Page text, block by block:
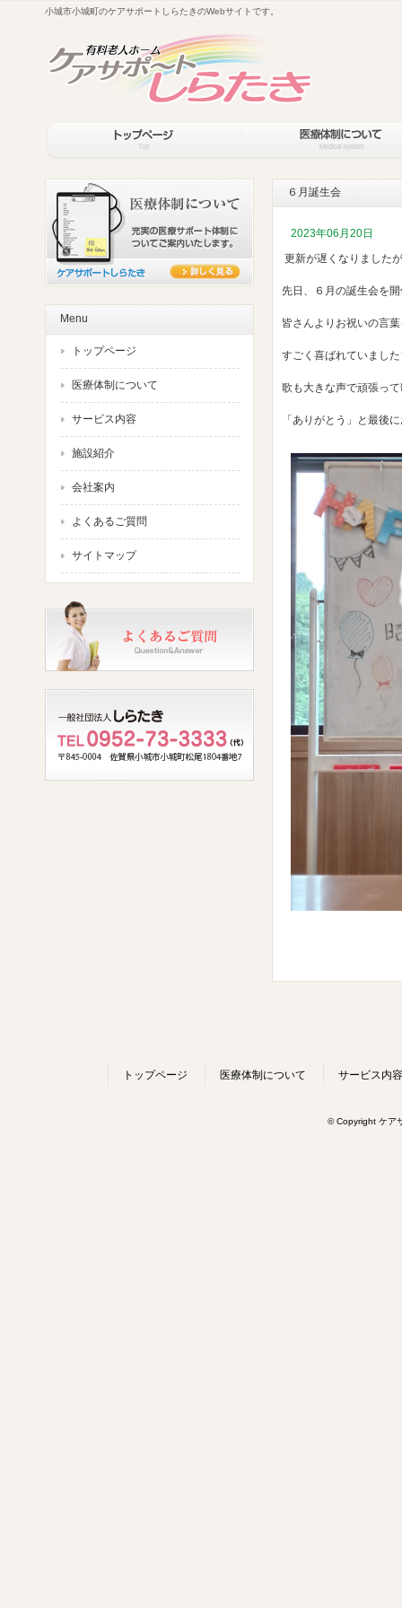
小城市小城町のケアサポートしらたきのWebサイトです。
６月誕生会
2023年06月20日
更新が遅くなりました
先日、６月の誕生会を
皆さんよりお祝いの言
すごく喜ばれていまし
歌も大きな声で頑張っ
「ありがとう」と最後
Menu
トップページ
医療体制について
サービス内容
施設紹介
会社案内
よくあるご質問
サイトマップ
トップページ 医療体制について サービス内容
© Copyright ケア